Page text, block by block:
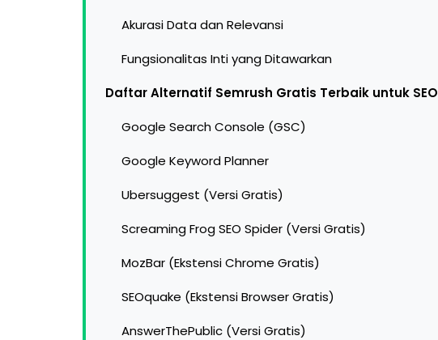
Akurasi Data dan Relevansi
Fungsionalitas Inti yang Ditawarkan
Daftar Alternatif Semrush Gratis Terbaik untuk SEO
Google Search Console (GSC)
Google Keyword Planner
Ubersuggest (Versi Gratis)
Screaming Frog SEO Spider (Versi Gratis)
MozBar (Ekstensi Chrome Gratis)
SEOquake (Ekstensi Browser Gratis)
AnswerThePublic (Versi Gratis)